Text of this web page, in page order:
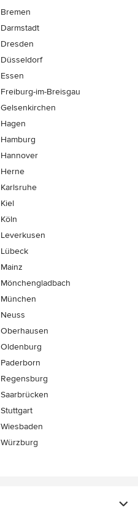
Bremen
Darmstadt
Dresden
Düsseldorf
Essen
Freiburg-im-Breisgau
Gelsenkirchen
Hagen
Hamburg
Hannover
Herne
Karlsruhe
Kiel
Köln
Leverkusen
Lübeck
Mainz
Mönchen­gladbach
München
Neuss
Oberhausen
Oldenburg
Paderborn
Regensburg
Saarbrücken
Stuttgart
Wiesbaden
Würzburg